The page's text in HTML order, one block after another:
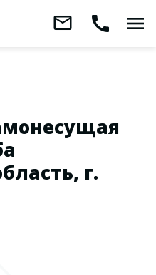
Заказать
mail_outline call menu
г.